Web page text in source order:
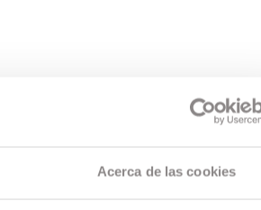
Acerca de las cookies